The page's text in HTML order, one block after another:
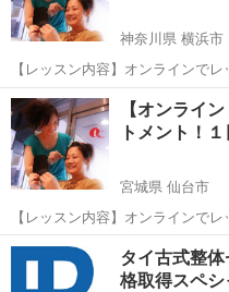
神奈川県 横浜市
【レッスン内容】オンラインで
OKです！ヨガマット等を床に引
スンは学科と実技を行い、体感
そのまま行います。お客様へ圧を
神奈川 横浜市
【オンライ
トメント！
宮城県 仙台市
【レッスン内容】オンラインで
OKです！ヨガマット等を床に引
スンは学科と実技を行い、体感
そのまま行います。お客様へ圧
宮城 仙台市 整体
タイ古式整
格取得スペ